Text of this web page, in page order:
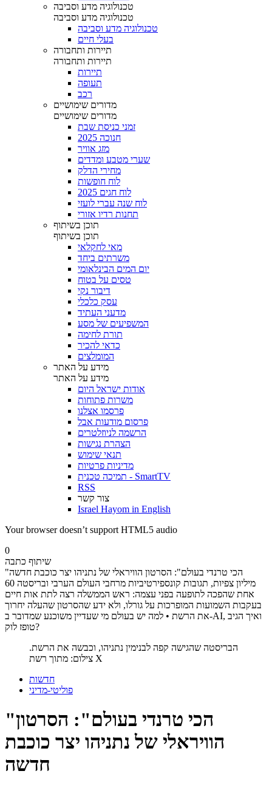
טכנולוגיה מדע וסביבה
טכנולוגיה מדע וסביבה
טכנולוגיה מדע וסביבה
בעלי חיים
תיירות ותחבורה
תיירות ותחבורה
תיירות
תעופה
רכב
מדורים שימושיים
מדורים שימושיים
זמני כניסת שבת
חנוכה 2025
מזג אוויר
שערי מטבע ומדדים
מחירי הדלק
לוח חופשות
לוח חגים 2025
לוח שנה עברי לועזי
תחנות רדיו אזורי
תוכן בשיתוף
תוכן בשיתוף
מאי לחקלאי
משרתים ביחד
יום המים הבינלאומי
טסים על בטוח
דיבור נקי
עסק כלכלי
מדעני העתיד
המשפיעים של מסע
תורת לחימה
כדאי להכיר
המומלצים
מידע על האתר
מידע על האתר
אודות ישראל היום
משרות פתוחות
פרסמו אצלנו
פרסום מודעות אבל
הרשמה לניוזלטרים
הצהרת נגישות
תנאי שימוש
מדיניות פרטיות
תמיכה טכנית - SmartTV
RSS
צור קשר
Israel Hayom in English
Your browser doesn’t support HTML5 audio
0
שיתוף כתבה
"הכי טרנדי בעולם": הסרטון הוויראלי של נתניהו יצר כוכבת חדשה
60 מיליון צפיות, תגובות קונספירטיביות מרחבי העולם הערבי ובריסטה
אחת שהפכה לתופעה בפני עצמה: ראש הממשלה רצה לתת אות חיים
בעקבות השמועות המופרכות על גורלו, ולא ידע שהסרטון שהעלה יחרוך
את הרשת • למה יש בעולם מי שעדיין משוכנע שמדובר ב-AI, ואיך הגיב
טופז לוק?
הבריסטה שהגישה קפה לבנימין נתניהו, וכבשה את הרשת.
צילום: מתוך רשת X
חדשות
פוליטי-מדיני
"הכי טרנדי בעולם": הסרטון
הוויראלי של נתניהו יצר כוכבת
חדשה